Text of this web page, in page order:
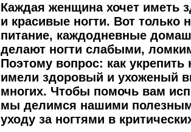
Каждая женщина хочет иметь
и красивые ногти. Вот только
питание, каждодневные
делают ногти слабыми,
Поэтому вопрос: как укрепить
имели здоровый и ухоженый
многих. Чтобы помочь вам
мы делимся нашими
уходу за ногтями в